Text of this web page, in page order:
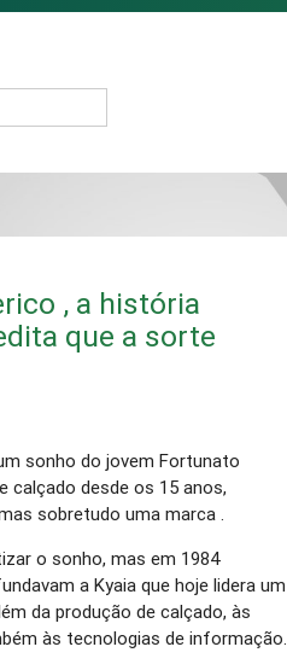
, a história
que a sorte
sonho do jovem Fortunato
calçado desde os 15 anos,
sobretudo uma marca .
o sonho, mas em 1984
a Kyaia que hoje lidera um
da produção de calçado, às
às tecnologias de informação.